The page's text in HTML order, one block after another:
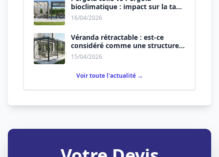
bioclimatique : impact sur la taxe
d’aménagement.
16/04/2026
Véranda rétractable : est-ce
considéré comme une structure
permanente ?
15/04/2026
Voir toute l'actualité →